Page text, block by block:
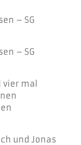
– SG
– SG
mal
und Jonas